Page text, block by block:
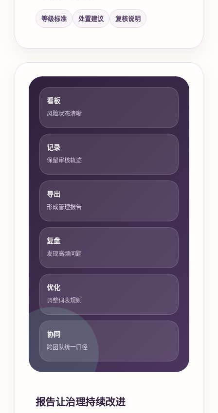
等级标准 处置建议 复核说明
看板
风险状态清晰
记录
保留审核轨迹
导出
形成管理报告
复盘
发现高频问题
优化
调整词表规则
协同
跨团队统一口径
报告让治理持续改进